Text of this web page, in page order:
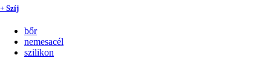
+ Szíj
bőr
nemesacél
szilikon